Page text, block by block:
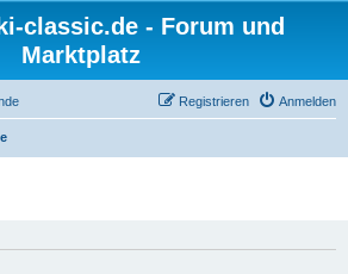
classic.de - Forum und
Marktplatz
Anmelden
Registrieren